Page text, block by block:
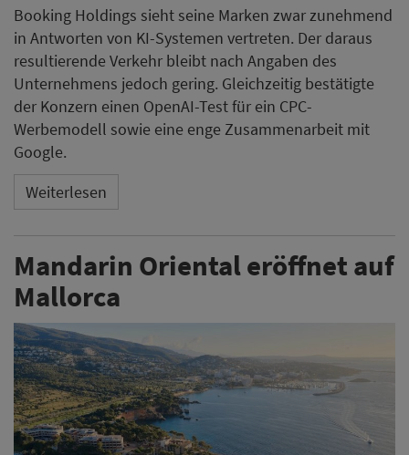
Booking Holdings sieht seine Marken zwar zunehmend
in Antworten von KI-Systemen vertreten. Der daraus
resultierende Verkehr bleibt nach Angaben des
Unternehmens jedoch gering. Gleichzeitig bestätigte
der Konzern einen OpenAI-Test für ein CPC-
Werbemodell sowie eine enge Zusammenarbeit mit
Google.
Weiterlesen
Mandarin Oriental eröffnet auf
Mallorca